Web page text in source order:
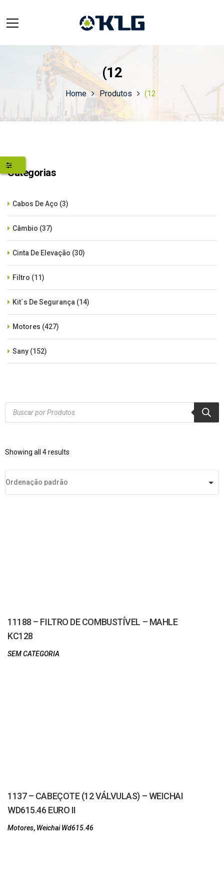
(12
Home Produtos (12
Categorias
Cabos De Aço (3)
Câmbio (37)
Cinta De Elevação (30)
Filtro (11)
Kit´s De Segurança (14)
Motores (427)
Sany (152)
Zoomlion(84)
Products
search
Showing all 4 results
11188 – FILTRO DE COMBUSTÍVEL – MAHLE
KC128
SEM CATEGORIA
1137 – CABEÇOTE (12 VÁLVULAS) – WEICHAI
WD615.46 EURO II
Motores, Weichai Wd615.46